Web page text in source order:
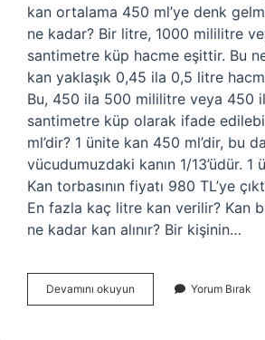
kan ortalama 450 ml’ye denk
ne kadar? Bir litre, 1000 mililitre
santimetre küp hacme eşittir. Bu
kan yaklaşık 0,45 ila 0,5 litre
Bu, 450 ila 500 mililitre veya 450
santimetre küp olarak ifade
ml’dir? 1 ünite kan 450 ml’dir, bu da
vücudumuzdaki kanın 1/13’üdür. 1
Kan torbasının fiyatı 980 TL’ye
En fazla kaç litre kan verilir? Kan
ne kadar kan alınır? Bir kişinin…
Devamını okuyun
Ünite
Yorum Bırak